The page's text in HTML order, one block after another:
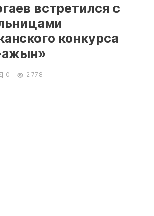
встретился с
конкурса
0 2 778